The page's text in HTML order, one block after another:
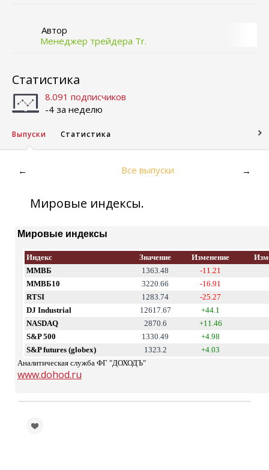
Автор
Менеджер трейдера Tr.
Статистика
8.091 подписчиков
-4 за неделю
Выпуски Статистика
← Все выпуски →
Мировые индексы.
Мировые индексы
Индекс Значение Изменение
ММВБ
1363.48
-11.21
ММВБ10
3220.66
-16.91
RTSI
1283.74
-25.27
DJ Industrial
12617.67
+44.1
NASDAQ
2870.6
+11.46
S&P 500
1330.49
+4.98
S&P futures (globex)
1323.2
+4.03
Аналитическая служба ФГ "ДОХОДЪ"
www.dohod.ru